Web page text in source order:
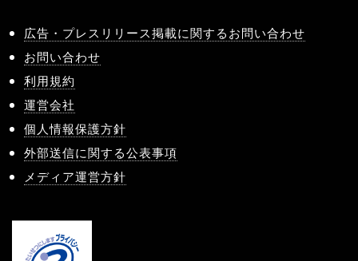
広告・プレスリリース掲載に関するお問い合わせ
お問い合わせ
利用規約
運営会社
個人情報保護方針
外部送信に関する公表事項
メディア運営方針